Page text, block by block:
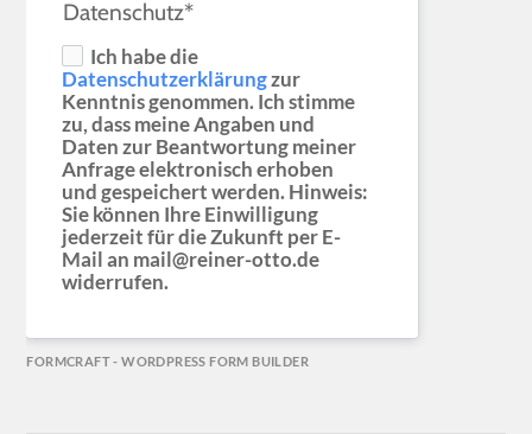
Datenschutz*
Ich habe die
Datenschutzerklärungzur
Kenntnis genommen. Ich stimme
zu, dass meine Angaben und
Daten zur Beantwortung meiner
Anfrage elektronisch erhoben
und gespeichert werden. Hinweis:
Sie können Ihre Einwilligung
jederzeit für die Zukunft per E-
Mail an mail@reiner-otto.de
widerrufen.
FORMCRAFT - WORDPRESS FORM BUILDER